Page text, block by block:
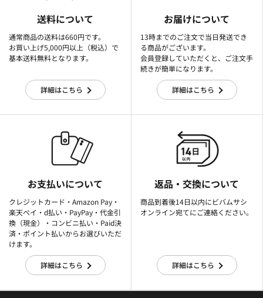
送料について
通常商品の送料は660円です。
お買い上げ5,000円以上（税込）で
基本送料無料となります。
詳細はこちら
お届けについて
13時までのご注文で当日発送でき
る商品がございます。
会員登録していただくと、ご注文手
続きが簡単になります。
詳細はこちら
お支払いについて
クレジットカード・Amazon Pay・
楽天ぺイ・d払い・PayPay・代金引
換（現金）・コンビニ払い・Paid決
済・ポイント払いからお選びいただ
けます。
詳細はこちら
返品・交換について
商品到着後14日以内にビバムサシ
オンライン宛てにご連絡ください。
詳細はこちら